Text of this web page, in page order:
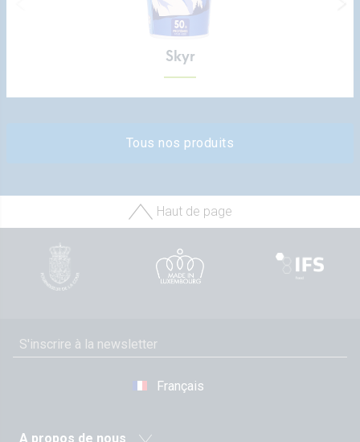
Skyr
Tous nos produits
Haut de page
Français
A propos de nous